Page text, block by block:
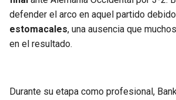
defender el arco en aquel partido
estomacales, una ausencia que
en el resultado.
Durante su etapa como profesional,